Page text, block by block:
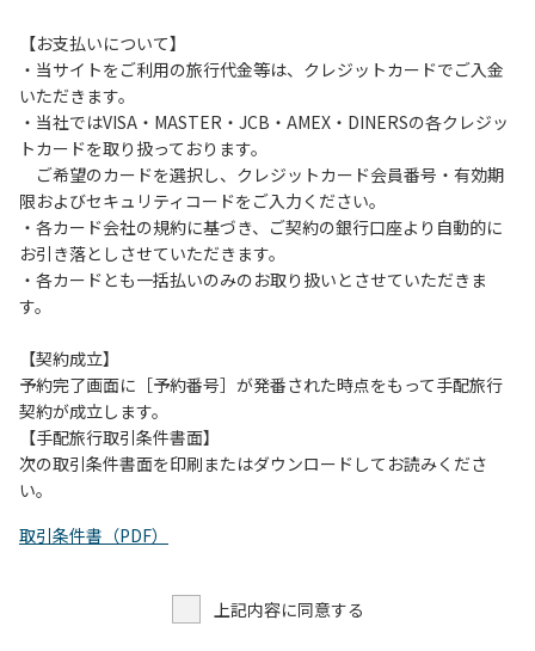
【お支払いについて】
・当サイトをご利用の旅行代金等は、クレジットカードでご入金
いただきます。
・当社ではVISA・MASTER・JCB・AMEX・DINERSの各クレジッ
トカードを取り扱っております。
ご希望のカードを選択し、クレジットカード会員番号・有効期
限およびセキュリティコードをご入力ください。
・各カード会社の規約に基づき、ご契約の銀行口座より自動的に
お引き落としさせていただきます。
・各カードとも一括払いのみのお取り扱いとさせていただきま
す。
【契約成立】
予約完了画面に［予約番号］が発番された時点をもって手配旅行
契約が成立します。
【手配旅行取引条件書面】
次の取引条件書面を印刷またはダウンロードしてお読みくださ
い。
取引条件書（PDF）
上記内容に同意する